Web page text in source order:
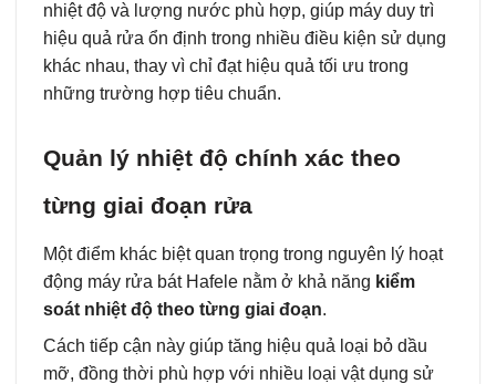
nhiệt độ và lượng nước phù hợp, giúp máy duy trì
hiệu quả rửa ổn định trong nhiều điều kiện sử dụng
khác nhau, thay vì chỉ đạt hiệu quả tối ưu trong
những trường hợp tiêu chuẩn.
Quản lý nhiệt độ chính xác theo
từng giai đoạn rửa
Một điểm khác biệt quan trọng trong nguyên lý hoạt
động máy rửa bát Hafele nằm ở khả năng kiểm
soát nhiệt độ theo từng giai đoạn.
Cách tiếp cận này giúp tăng hiệu quả loại bỏ dầu
mỡ, đồng thời phù hợp với nhiều loại vật dụng sử